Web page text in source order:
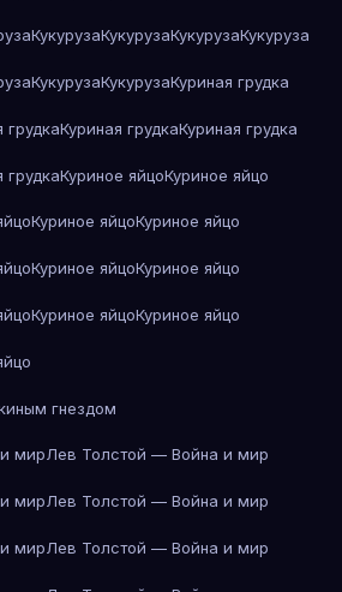
КукурузаКукурузаКукурузаКукуруза
КукурузаКукурузаКуриная грудка
грудкаКуриная грудкаКуриная грудка
грудкаКуриное яйцоКуриное яйцо
Куриное яйцоКуриное яйцо
Куриное яйцоКуриное яйцо
Куриное яйцоКуриное яйцо
гнездом
мирЛев Толстой — Война и мир
мирЛев Толстой — Война и мир
мирЛев Толстой — Война и мир